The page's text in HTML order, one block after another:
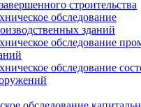
строительства
обследование
зданий
обследование
обследование